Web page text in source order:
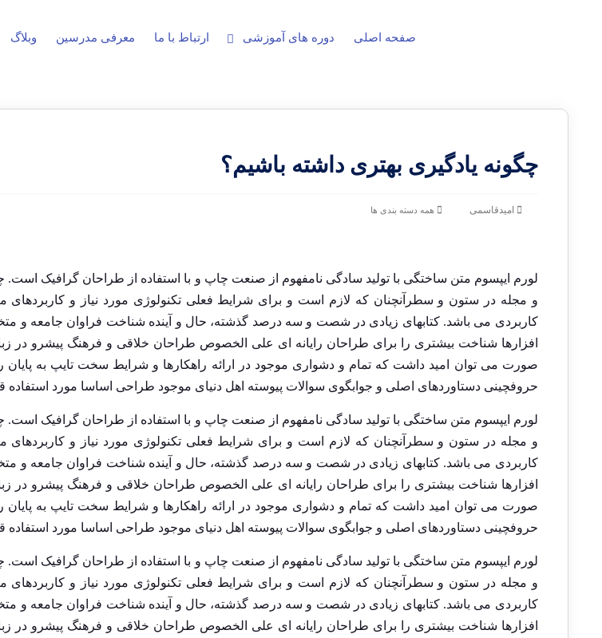
صفحه اصلی دوره های آموزشی ارتباط با ما معرفی مدرسین وبلاگ
چگونه یادگیری بهتری داشته باشیم؟
امیدقاسمی همه دسته بندی ها
لورم ایپسوم متن ساختگی با تولید سادگی نامفهوم از صنعت چاپ و با استفاده از طراحان گرافیک است.
و مجله در ستون و سطرآنچنان که لازم است و برای شرایط فعلی تکنولوژی مورد نیاز و کاربردهای
کاربردی می باشد. کتابهای زیادی در شصت و سه درصد گذشته، حال و آینده شناخت فراوان جامعه و
افزارها شناخت بیشتری را برای طراحان رایانه ای علی الخصوص طراحان خلاقی و فرهنگ پیشرو در
صورت می توان امید داشت که تمام و دشواری موجود در ارائه راهکارها و شرایط سخت تایپ به پایان
حروفچینی دستاوردهای اصلی و جوابگوی سوالات پیوسته اهل دنیای موجود طراحی اساسا مورد استفاده
لورم ایپسوم متن ساختگی با تولید سادگی نامفهوم از صنعت چاپ و با استفاده از طراحان گرافیک است.
و مجله در ستون و سطرآنچنان که لازم است و برای شرایط فعلی تکنولوژی مورد نیاز و کاربردهای
کاربردی می باشد. کتابهای زیادی در شصت و سه درصد گذشته، حال و آینده شناخت فراوان جامعه و
افزارها شناخت بیشتری را برای طراحان رایانه ای علی الخصوص طراحان خلاقی و فرهنگ پیشرو در
صورت می توان امید داشت که تمام و دشواری موجود در ارائه راهکارها و شرایط سخت تایپ به پایان
حروفچینی دستاوردهای اصلی و جوابگوی سوالات پیوسته اهل دنیای موجود طراحی اساسا مورد استفاده
لورم ایپسوم متن ساختگی با تولید سادگی نامفهوم از صنعت چاپ و با استفاده از طراحان گرافیک است.
و مجله در ستون و سطرآنچنان که لازم است و برای شرایط فعلی تکنولوژی مورد نیاز و کاربردهای
کاربردی می باشد. کتابهای زیادی در شصت و سه درصد گذشته، حال و آینده شناخت فراوان جامعه و
افزارها شناخت بیشتری را برای طراحان رایانه ای علی الخصوص طراحان خلاقی و فرهنگ پیشرو در